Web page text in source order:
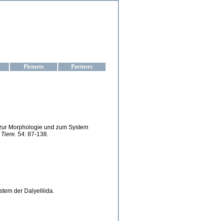
Pictures Partners
Morphologie und zum System
54: 87-138.
der Dalyelliida.